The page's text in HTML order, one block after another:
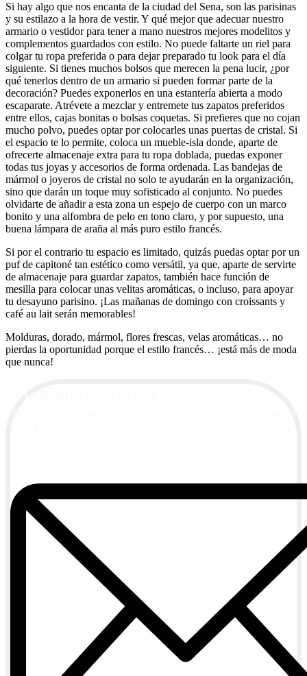
Si hay algo que nos encanta de la ciudad del Sena, son las parisinas
y su estilazo a la hora de vestir. Y qué mejor que adecuar nuestro
armario o vestidor para tener a mano nuestros mejores modelitos y
complementos guardados con estilo. No puede faltarte un riel para
colgar tu ropa preferida o para dejar preparado tu look para el día
siguiente. Si tienes muchos bolsos que merecen la pena lucir, ¿por
qué tenerlos dentro de un armario si pueden formar parte de la
decoración? Puedes exponerlos en una estantería abierta a modo
escaparate. Atrévete a mezclar y entremete tus zapatos preferidos
entre ellos, cajas bonitas o bolsas coquetas. Si prefieres que no cojan
mucho polvo, puedes optar por colocarles unas puertas de cristal. Si
el espacio te lo permite, coloca un mueble-isla donde, aparte de
ofrecerte almacenaje extra para tu ropa doblada, puedas exponer
todas tus joyas y accesorios de forma ordenada. Las bandejas de
mármol o joyeros de cristal no solo te ayudarán en la organización,
sino que darán un toque muy sofisticado al conjunto. No puedes
olvidarte de añadir a esta zona un espejo de cuerpo con un marco
bonito y una alfombra de pelo en tono claro, y por supuesto, una
buena lámpara de araña al más puro estilo francés.
Si por el contrario tu espacio es limitado, quizás puedas optar por un
puf de capitoné tan estético como versátil, ya que, aparte de servirte
de almacenaje para guardar zapatos, también hace función de
mesilla para colocar unas velitas aromáticas, o incluso, para apoyar
tu desayuno parisino. ¡Las mañanas de domingo con croissants y
café au lait serán memorables!
Molduras, dorado, mármol, flores frescas, velas aromáticas… no
pierdas la oportunidad porque el estilo francés… ¡está más de moda
que nunca!